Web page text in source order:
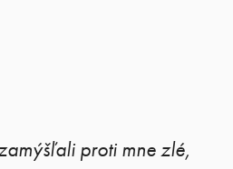
proti mne zlé,